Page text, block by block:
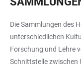
Die Sammlungen des
unterschiedlichen
Forschung und Lehre
Schnittstelle zwischen